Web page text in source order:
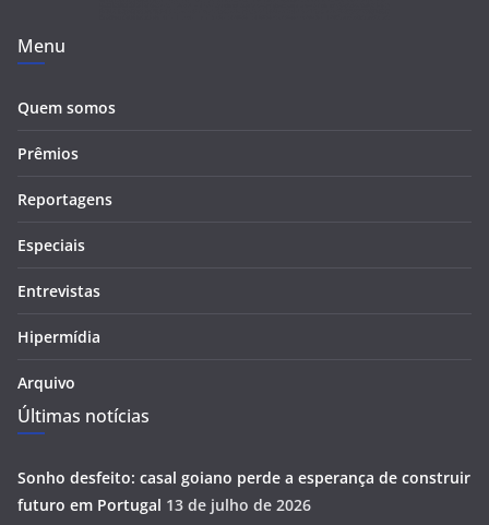
Menu
Quem somos
Prêmios
Reportagens
Especiais
Entrevistas
Hipermídia
Arquivo
Últimas notícias
Sonho desfeito: casal goiano perde a esperança de construir
futuro em Portugal 13 de julho de 2026